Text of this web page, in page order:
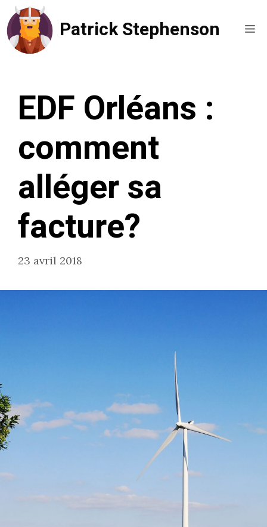
Aller
au
contenu
Patrick Stephenson
EDF Orléans :
comment
alléger sa
facture?
23 avril 2018